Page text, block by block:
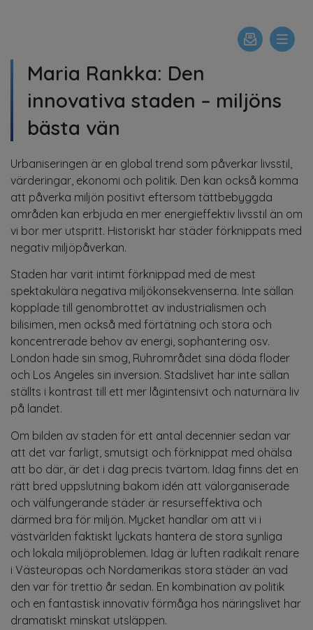
Maria Rankka: Den
innovativa staden – miljöns
bästa vän
Urbaniseringen är en global trend som påverkar livsstil,
värderingar, ekonomi och politik. Den kan också komma
att påverka miljön positivt eftersom tättbebyggda
områden kan erbjuda en mer energieffektiv livsstil än om
vi bor mer utspritt. Historiskt har städer förknippats med
negativ miljöpåverkan.
Staden har varit intimt förknippad med de mest
spektakulära negativa miljökonsekvenserna. Inte sällan
kopplade till genombrottet av industrialismen och
bilisimen, men också med förtätning och stora och
koncentrerade behov av energi, sophantering osv.
London hade sin smog, Ruhrområdet sina döda floder
och Los Angeles sin inversion. Stadslivet har inte sällan
ställts i kontrast till ett mer lågintensivt och naturnära liv
på landet.
Om bilden av staden för ett antal decennier sedan var
att det var farligt, smutsigt och förknippat med ohälsa
att bo där, är det i dag precis tvärtom. Idag finns det en
rätt bred uppslutning bakom idén att välorganiserade
och välfungerande städer är resurseffektiva och
därmed bra för miljön. Mycket handlar om att vi i
västvärlden faktiskt lyckats hantera de stora synliga
och lokala miljöproblemen. Idag är luften radikalt renare
i Västeuropas och Nordamerikas stora städer än vad
den var för trettio år sedan. En kombination av politik
och en fantastisk innovativ förmåga hos näringslivet har
dramatiskt minskat utsläppen.